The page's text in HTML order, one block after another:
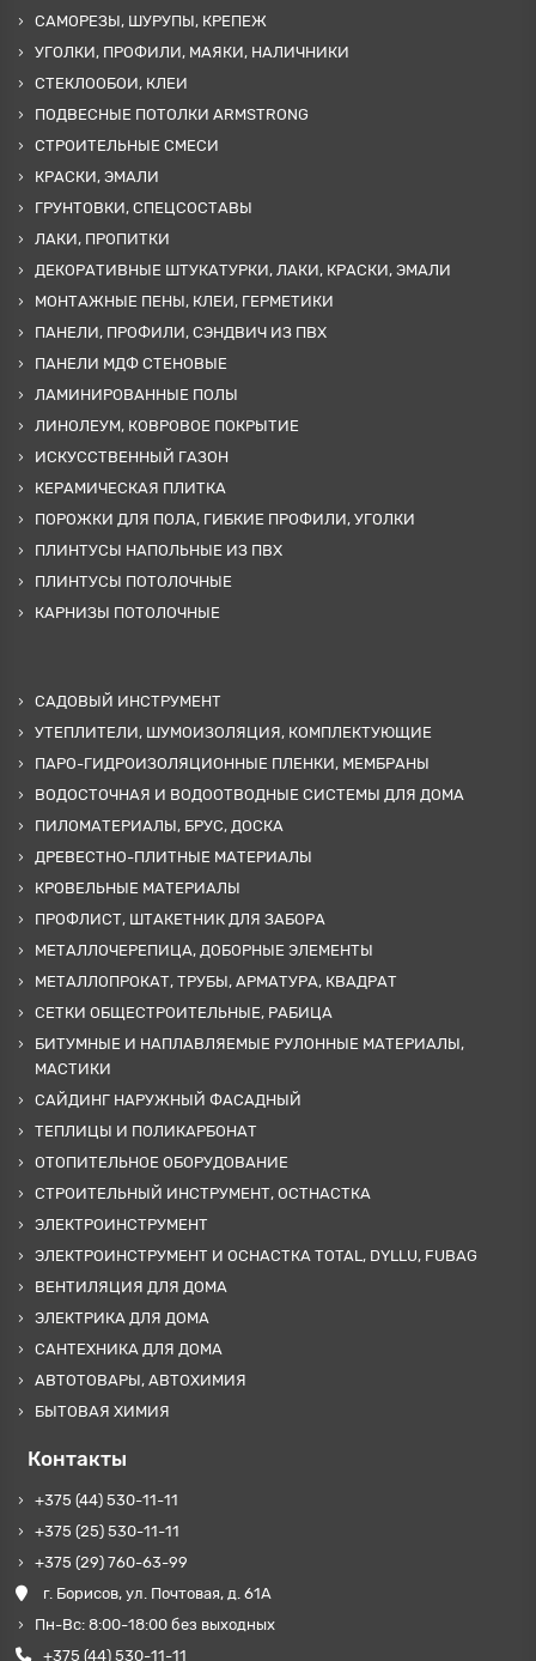
САМОРЕЗЫ, ШУРУПЫ, КРЕПЕЖ
УГОЛКИ, ПРОФИЛИ, МАЯКИ, НАЛИЧНИКИ
СТЕКЛООБОИ, КЛЕИ
ПОДВЕСНЫЕ ПОТОЛКИ ARMSTRONG
СТРОИТЕЛЬНЫЕ СМЕСИ
КРАСКИ, ЭМАЛИ
ГРУНТОВКИ, СПЕЦСОСТАВЫ
ЛАКИ, ПРОПИТКИ
ДЕКОРАТИВНЫЕ ШТУКАТУРКИ, ЛАКИ, КРАСКИ, ЭМАЛИ
МОНТАЖНЫЕ ПЕНЫ, КЛЕИ, ГЕРМЕТИКИ
ПАНЕЛИ, ПРОФИЛИ, СЭНДВИЧ ИЗ ПВХ
ПАНЕЛИ МДФ СТЕНОВЫЕ
ЛАМИНИРОВАННЫЕ ПОЛЫ
ЛИНОЛЕУМ, КОВРОВОЕ ПОКРЫТИЕ
ИСКУССТВЕННЫЙ ГАЗОН
КЕРАМИЧЕСКАЯ ПЛИТКА
ПОРОЖКИ ДЛЯ ПОЛА, ГИБКИЕ ПРОФИЛИ, УГОЛКИ
ПЛИНТУСЫ НАПОЛЬНЫЕ ИЗ ПВХ
ПЛИНТУСЫ ПОТОЛОЧНЫЕ
КАРНИЗЫ ПОТОЛОЧНЫЕ
САДОВЫЙ ИНСТРУМЕНТ
УТЕПЛИТЕЛИ, ШУМОИЗОЛЯЦИЯ, КОМПЛЕКТУЮЩИЕ
ПАРО-ГИДРОИЗОЛЯЦИОННЫЕ ПЛЕНКИ, МЕМБРАНЫ
ВОДОСТОЧНАЯ И ВОДООТВОДНЫЕ СИСТЕМЫ ДЛЯ ДОМА
ПИЛОМАТЕРИАЛЫ, БРУС, ДОСКА
ДРЕВЕСТНО-ПЛИТНЫЕ МАТЕРИАЛЫ
КРОВЕЛЬНЫЕ МАТЕРИАЛЫ
ПРОФЛИСТ, ШТАКЕТНИК ДЛЯ ЗАБОРА
МЕТАЛЛОЧЕРЕПИЦА, ДОБОРНЫЕ ЭЛЕМЕНТЫ
МЕТАЛЛОПРОКАТ, ТРУБЫ, АРМАТУРА, КВАДРАТ
СЕТКИ ОБЩЕСТРОИТЕЛЬНЫЕ, РАБИЦА
БИТУМНЫЕ И НАПЛАВЛЯЕМЫЕ РУЛОННЫЕ МАТЕРИАЛЫ,
МАСТИКИ
САЙДИНГ НАРУЖНЫЙ ФАСАДНЫЙ
ТЕПЛИЦЫ И ПОЛИКАРБОНАТ
ОТОПИТЕЛЬНОЕ ОБОРУДОВАНИЕ
СТРОИТЕЛЬНЫЙ ИНСТРУМЕНТ, ОСТНАСТКА
ЭЛЕКТРОИНСТРУМЕНТ
ЭЛЕКТРОИНСТРУМЕНТ И ОСНАСТКА TOTAL, DYLLU, FUBAG
ВЕНТИЛЯЦИЯ ДЛЯ ДОМА
ЭЛЕКТРИКА ДЛЯ ДОМА
САНТЕХНИКА ДЛЯ ДОМА
АВТОТОВАРЫ, АВТОХИМИЯ
БЫТОВАЯ ХИМИЯ
Контакты
+375 (44) 530-11-11
+375 (25) 530-11-11
+375 (29) 760-63-99
г. Борисов, ул. Почтовая, д. 61А
Пн-Вс: 8:00-18:00 без выходных
+375 (44) 530-11-11